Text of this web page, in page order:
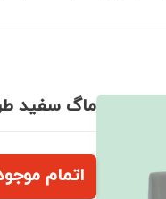
ماگ سفید
اتمام